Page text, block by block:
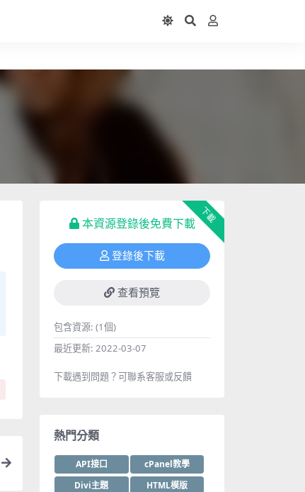
下載
本資源登錄後免費下載
登錄後下載
查看預覽
包含資源: (1個)
最近更新: 2022-03-07
下載遇到問題？可聯系客服或反饋
熱門分類
API接口
cPanel教學
Divi主題
HTML模版